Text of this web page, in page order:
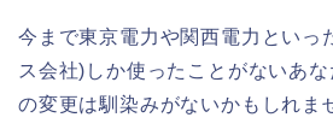
今まで東京電力や関西電力といっ
ス会社)しか使ったことがないあ
の変更は馴染みがないかもしれま